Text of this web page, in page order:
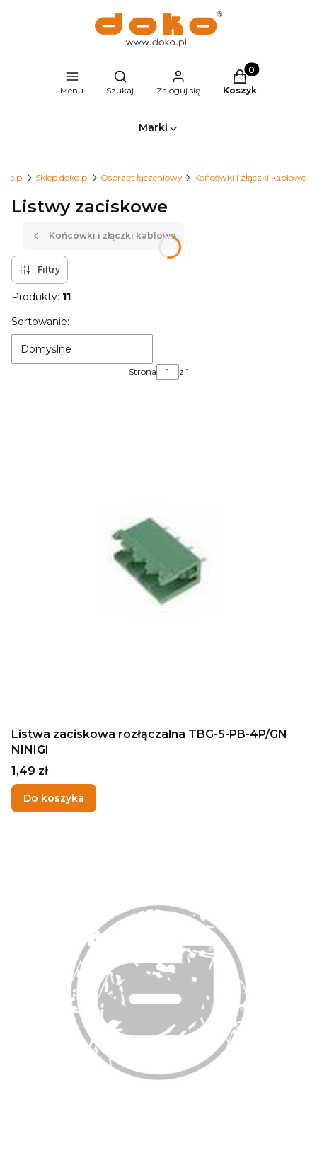
Menu
Otwórz wyszukiwarkę
Szukaj Zaloguj się
Produkty w
Koszyk
Marki
Sklep.doko.pl Osprzęt łączeniowy Końcówki i złączki kablowe
Listwy zaciskowe
Końcówki i złączki kablowe
Filtry
Produkty: 11
Lista produktów
Sortowanie:
Domyślne
Strona z 1
Listwa zaciskowa rozłączalna TBG-5-PB-4P/GN
NINIGI
Cena
1,49 zł
Do koszyka